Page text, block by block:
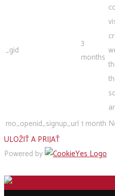
_gid
3
months
mo_openid_signup_url 1 month
ULOŽIŤ A PRIJAŤ
Powered by